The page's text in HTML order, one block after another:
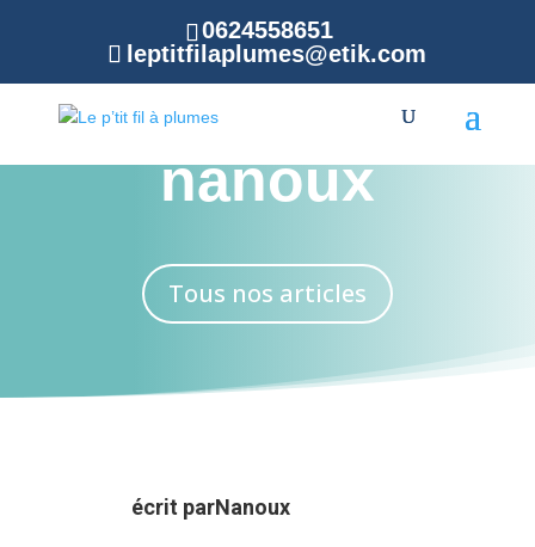
0624558651
leptitfilaplumes@etik.com
Blog de
nanoux
Tous nos articles
écrit parNanoux